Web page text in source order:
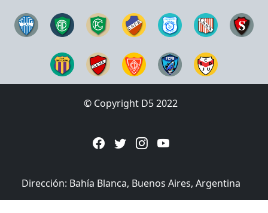
© Copyright D5 2022
Dirección: Bahía Blanca, Buenos Aires, Argentina